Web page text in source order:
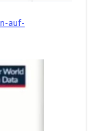
auf-